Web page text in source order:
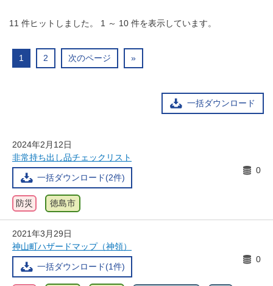
11 件ヒットしました。 1 ～ 10 件を表示しています。
1 2 次のページ »
一括ダウンロード
2024年2月12日
非常持ち出し品チェックリスト
一括ダウンロード(2件)
0
防災 徳島市
2021年3月29日
神山町ハザードマップ（神領）
一括ダウンロード(1件)
0